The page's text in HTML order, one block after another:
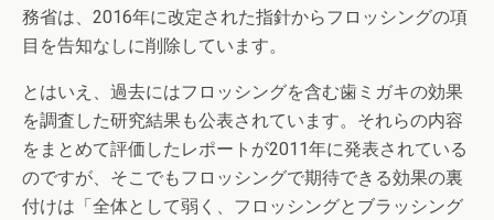
務省は、2016年に改定された指針からフロッシングの項
目を告知なしに削除しています。
とはいえ、過去にはフロッシングを含む歯ミガキの効果
を調査した研究結果も公表されています。それらの内容
をまとめて評価したレポートが2011年に発表されている
のですが、そこでもフロッシングで期待できる効果の裏
付けは「全体として弱く、フロッシングとブラッシング